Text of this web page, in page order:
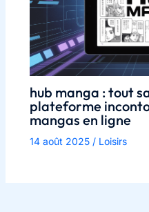
hub manga : tout
plateforme
mangas en ligne
14 août 2025 / Loisirs